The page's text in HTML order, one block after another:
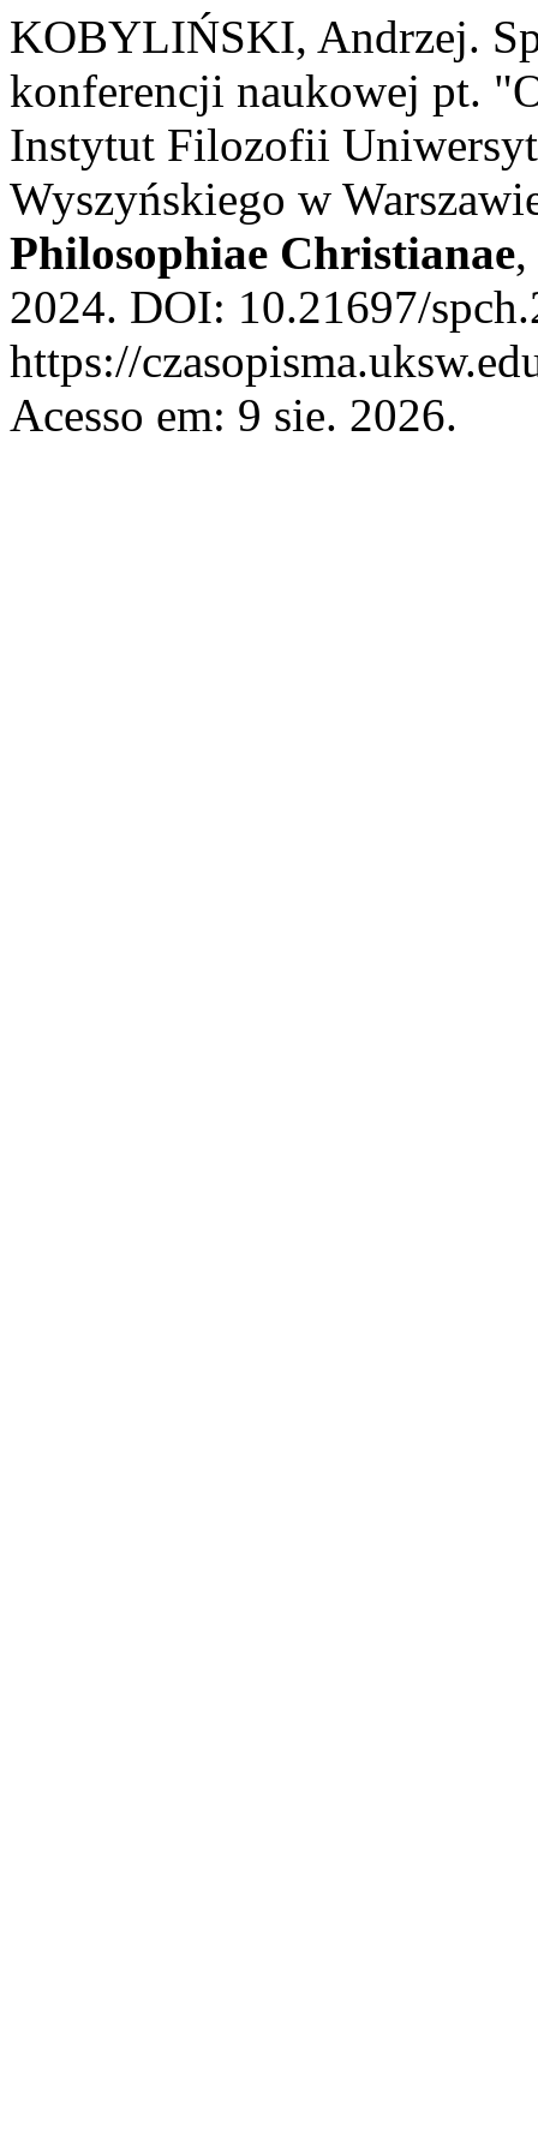
KOBYLIŃSKI, Andrzej.
konferencji naukowej pt.
Instytut Filozofii
Wyszyńskiego w
Philosophiae Christianae,
2024. DOI: 10.21697/
https://
Acesso em: 9 sie. 2026.